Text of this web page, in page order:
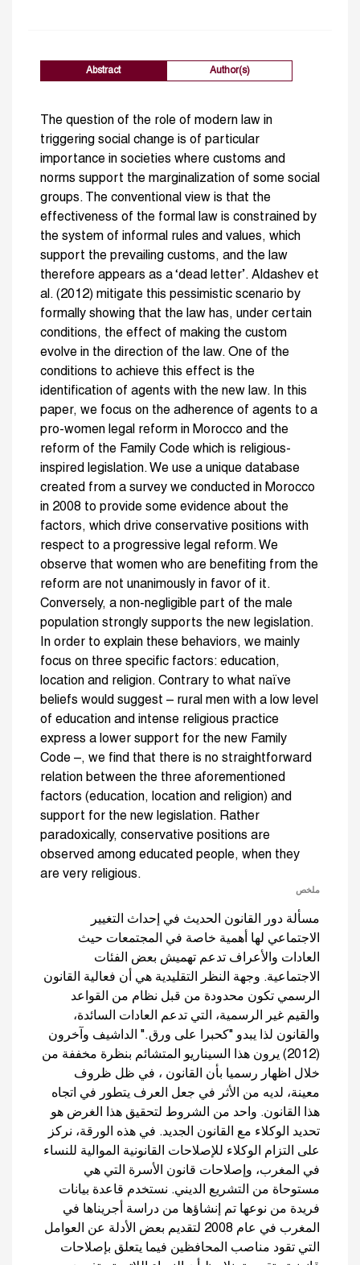
Abstract Author(s)
The question of the role of modern law in
triggering social change is of particular
importance in societies where customs and
norms support the marginalization of some social
groups. The conventional view is that the
effectiveness of the formal law is constrained by
the system of informal rules and values, which
support the prevailing customs, and the law
therefore appears as a ‘dead letter’. Aldashev et
al. (2012) mitigate this pessimistic scenario by
formally showing that the law has, under certain
conditions, the effect of making the custom
evolve in the direction of the law. One of the
conditions to achieve this effect is the
identification of agents with the new law. In this
paper, we focus on the adherence of agents to a
pro-women legal reform in Morocco and the
reform of the Family Code which is religious-
inspired legislation. We use a unique database
created from a survey we conducted in Morocco
in 2008 to provide some evidence about the
factors, which drive conservative positions with
respect to a progressive legal reform. We
observe that women who are benefiting from the
reform are not unanimously in favor of it.
Conversely, a non-negligible part of the male
population strongly supports the new legislation.
In order to explain these behaviors, we mainly
focus on three specific factors: education,
location and religion. Contrary to what naïve
beliefs would suggest – rural men with a low level
of education and intense religious practice
express a lower support for the new Family
Code –, we find that there is no straightforward
relation between the three aforementioned
factors (education, location and religion) and
support for the new legislation. Rather
paradoxically, conservative positions are
observed among educated people, when they
are very religious.
ملخص
مسألة دور القانون الحديث في إحداث التغيير
الاجتماعي لها أهمية خاصة في المجتمعات حيث
العادات والأعراف تدعم تهميش بعض الفئات
الاجتماعية. وجهة النظر التقليدية هي أن فعالية القانون
الرسمي تكون محدودة من قبل نظام من القواعد
والقيم غير الرسمية، التي تدعم العادات السائدة،
والقانون لذا يبدو "كحبرا على ورق." الداشيف وآخرون
(2012) يرون هذا السيناريو المتشائم بنظرة مخففة من
خلال اظهار رسميا بأن القانون ، في ظل ظروف
معينة، لديه من الأثر في جعل العرف يتطور في اتجاه
هذا القانون. واحد من الشروط لتحقيق هذا الغرض هو
تحديد الوكلاء مع القانون الجديد. في هذه الورقة، نركز
على التزام الوكلاء للإصلاحات القانونية الموالية للنساء
في المغرب، وإصلاحات قانون الأسرة التي هي
مستوحاة من التشريع الديني. نستخدم قاعدة بيانات
فريدة من نوعها تم إنشاؤها من دراسة أجريناها في
المغرب في عام 2008 لتقديم بعض الأدلة عن العوامل
التي تقود مناصب المحافظين فيما يتعلق بإصلاحات